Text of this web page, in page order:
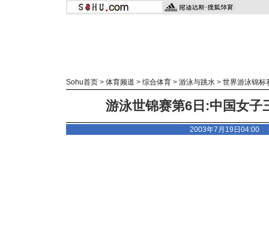
Sohu首页 > 体育频道 > 综合体育 > 游泳与跳水 > 世界游泳锦标
游泳世锦赛第6日:中国女子
2003年7月19日04:00